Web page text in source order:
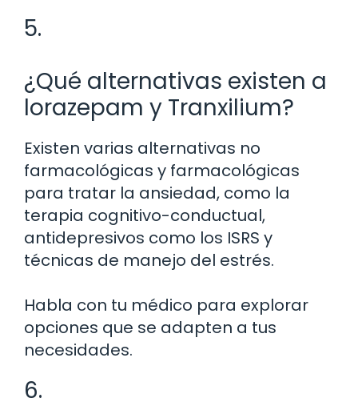
5.
¿Qué alternativas existen a
lorazepam y Tranxilium?
Existen varias alternativas no
farmacológicas y farmacológicas
para tratar la ansiedad, como la
terapia cognitivo-conductual,
antidepresivos como los ISRS y
técnicas de manejo del estrés.
Habla con tu médico para explorar
opciones que se adapten a tus
necesidades.
6.